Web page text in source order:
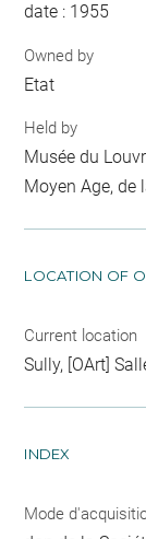
date : 1955
Owned by
Etat
Held by
Musée du
Moyen Age, de
LOCATION OF
Current location
Sully, [OArt]
INDEX
Mode